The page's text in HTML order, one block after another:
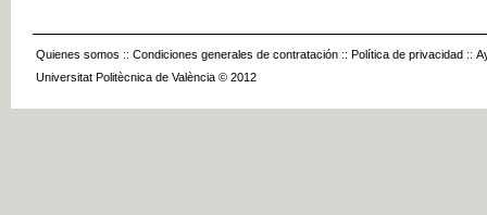
Quienes somos :: Condiciones generales de contratación :: Política de privacidad ::
Universitat Politècnica de València © 2012